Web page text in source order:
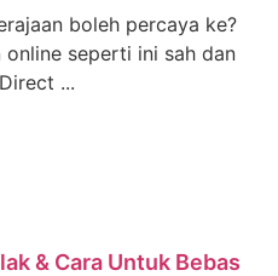
boleh percaya ke?
seperti ini sah dan
...
& Cara Untuk Bebas